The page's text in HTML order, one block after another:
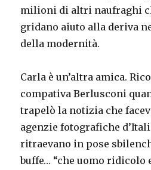
milioni di altri naufraghi
gridano aiuto alla deriva
della modernità.
Carla è un’altra amica.
compativa Berlusconi
trapelò la notizia che
agenzie fotografiche
ritraevano in pose
buffe… “che uomo ridicolo